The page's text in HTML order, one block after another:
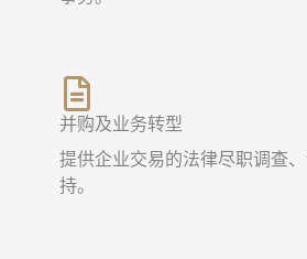
并购及业务转型
提供企业交易的法律尽职调查
持。